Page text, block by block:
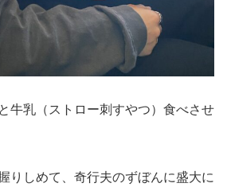
牛乳（ストロー刺すやつ）食べさせ
りしめて、奇行夫のずぼんに盛大に